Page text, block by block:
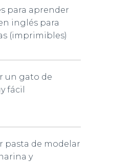
para aprender
inglés para
(imprimibles)
un gato de
fácil
pasta de modelar
y